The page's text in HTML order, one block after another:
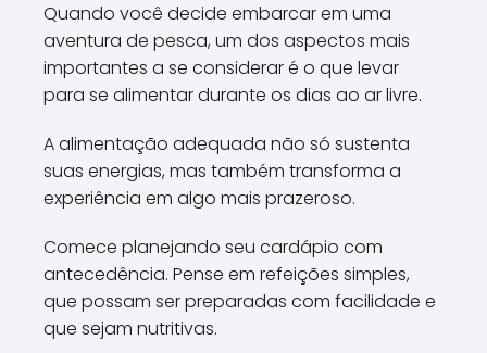
Quando você decide embarcar em uma
aventura de pesca, um dos aspectos mais
importantes a se considerar é o que levar
para se alimentar durante os dias ao ar livre.
A alimentação adequada não só sustenta
suas energias, mas também transforma a
experiência em algo mais prazeroso.
Comece planejando seu cardápio com
antecedência. Pense em refeições simples,
que possam ser preparadas com facilidade e
que sejam nutritivas.